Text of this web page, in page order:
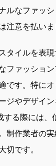
ルなファッ
注意を払いま
タイルを表
ファッショ
です。特に
ジやデザイ
する際には、
制作業者の
切です。